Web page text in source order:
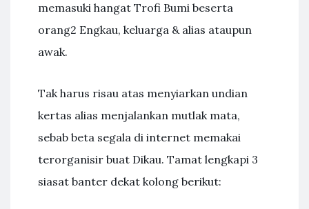
memasuki hangat Trofi Bumi beserta
orang2 Engkau, keluarga & alias ataupun
awak.
Tak harus risau atas menyiarkan undian
kertas alias menjalankan mutlak mata,
sebab beta segala di internet memakai
terorganisir buat Dikau. Tamat lengkapi 3
siasat banter dekat kolong berikut: